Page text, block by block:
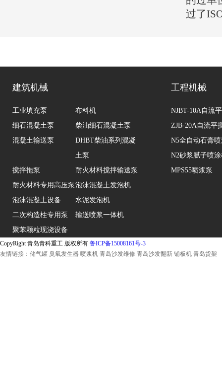
过了
建筑机械
工业填充泵
布料机
细石混凝土泵
柴油细石混凝土泵
混凝土输送泵
DHBT柴油系列混凝
土泵
搅拌拖泵
耐火材料搅拌输送泵
耐火材料专用高压泵 泡沫混凝土发泡机
泡沫混凝土设备
水泥发泡机
二次构造柱专用泵
输送喷浆一体机
聚苯颗粒现浇设备
工程机械
NJBT-10A自流
ZJB-20A自流平
N5全自动石膏
N2砂浆腻子喷
MPS55喷浆泵
CopyRight 青岛青科重工 版权所有 鲁ICP备15008161号-3
友情链接： 储气罐 臭氧发生器 喷浆机 青岛沙发维修 青岛沙发翻新 铺板机 青岛货架